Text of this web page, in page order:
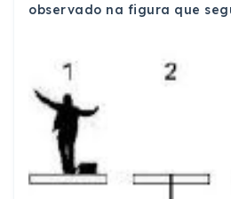
observado na figura que